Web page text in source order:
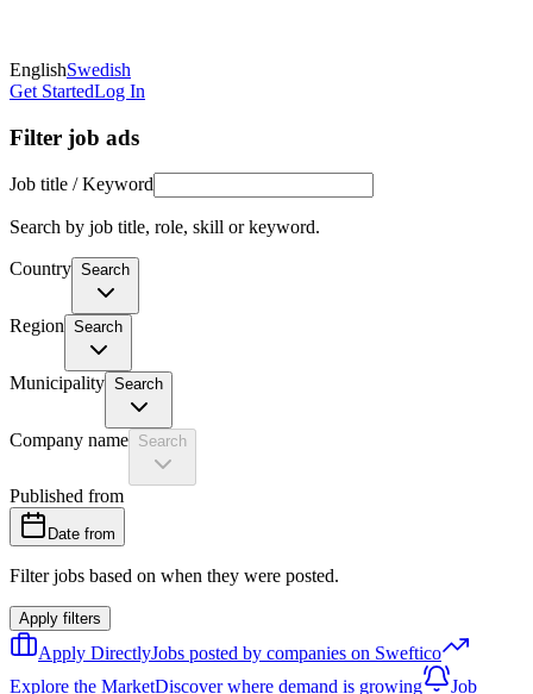
EnglishSwedish
Get StartedLog In
Filter job ads
Job title / Keyword
Search by job title, role, skill or keyword.
Country Search
Region Search
Municipality Search
Company name Search
Published from
Date from
Filter jobs based on when they were posted.
Apply filters
Apply DirectlyJobs posted by companies on Sweftico
Explore the MarketDiscover where demand is growing Job